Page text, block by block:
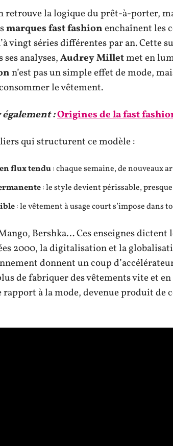
retrouve la logique du prêt-à-porter,
marques fast fashionenchaînent les
vingt séries différentes par an. Cette
ses analyses,Audrey Milletmet en
n’est pas un simple effet de mode,
le vêtement.
:Origines de la fast
qui structurent ce modèle :
flux tendu: chaque semaine, de nouveaux
: le style devient périssable,
: le vêtement à usage court s’impose dans
Bershka… Ces enseignes dictent
2000, la digitalisation et la
donnent un coup
de fabriquer des vêtements vite et
rapport à la mode, devenue produit de